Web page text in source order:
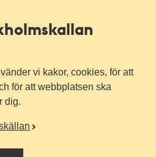
vi kakor, cookies, för att
för att webbplatsen ska
dig.